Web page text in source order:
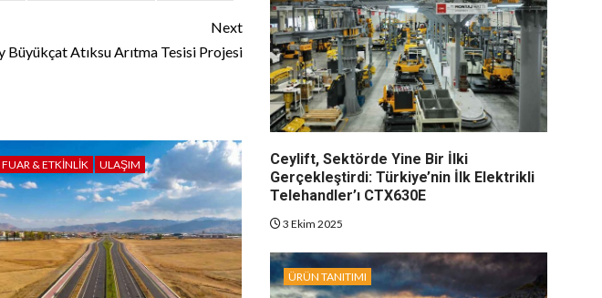
Next
Büyükçat Atıksu Arıtma Tesisi Projesi
FUAR & ETKINLIK ULAŞIM
Ceylift, Sektörde Yine Bir İlki
Gerçekleştirdi: Türkiye’nin İlk Elektrikli
Telehandler’ı CTX630E
3 Ekim 2025
ÜRÜN TANITIMI